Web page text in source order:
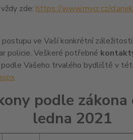
zde: https://www.mvcr.cz/
ve Vaší konkrétní
policie. Veškeré potřebné
Vašeho trvalého bydliště v
podle
ledna 2021